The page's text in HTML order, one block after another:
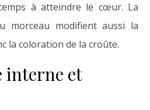
à atteindre le cœur. La
morceau modifient aussi la
la coloration de la croûte.
interne et